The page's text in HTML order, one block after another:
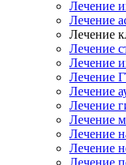
Лечение
Лечение
Лечение
Лечение
Лечение
Лечение
Лечение
Лечение
Лечение
Лечение
Лечение
Лечение